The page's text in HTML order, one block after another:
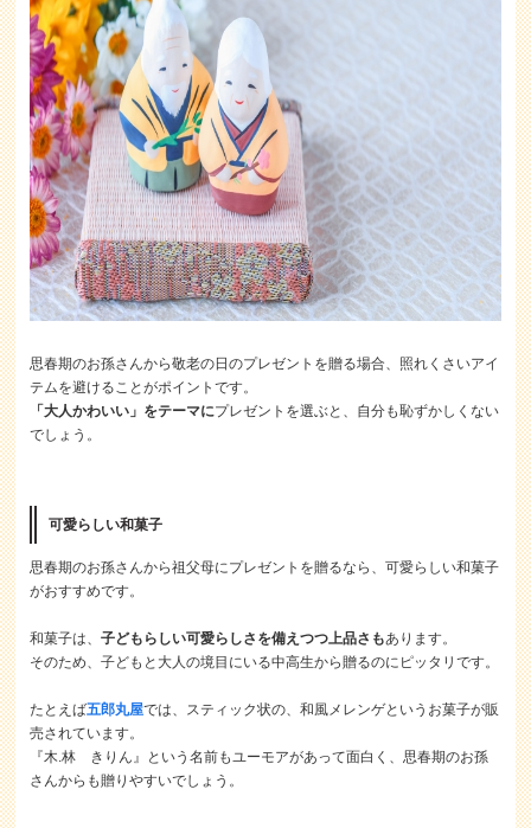
思春期のお孫さんから敬老の日のプレゼントを贈る場合、照れくさいアイ
テムを避けることがポイントです。
「大人かわいい」をテーマにプレゼントを選ぶと、自分も恥ずかしくない
でしょう。
可愛らしい和菓子
思春期のお孫さんから祖父母にプレゼントを贈るなら、可愛らしい和菓子
がおすすめです。
和菓子は、子どもらしい可愛らしさを備えつつ上品さもあります。
そのため、子どもと大人の境目にいる中高生から贈るのにピッタリです。
たとえば五郎丸屋では、スティック状の、和風メレンゲというお菓子が販
売されています。
『木.林 きりん』という名前もユーモアがあって面白く、思春期のお孫
さんからも贈りやすいでしょう。